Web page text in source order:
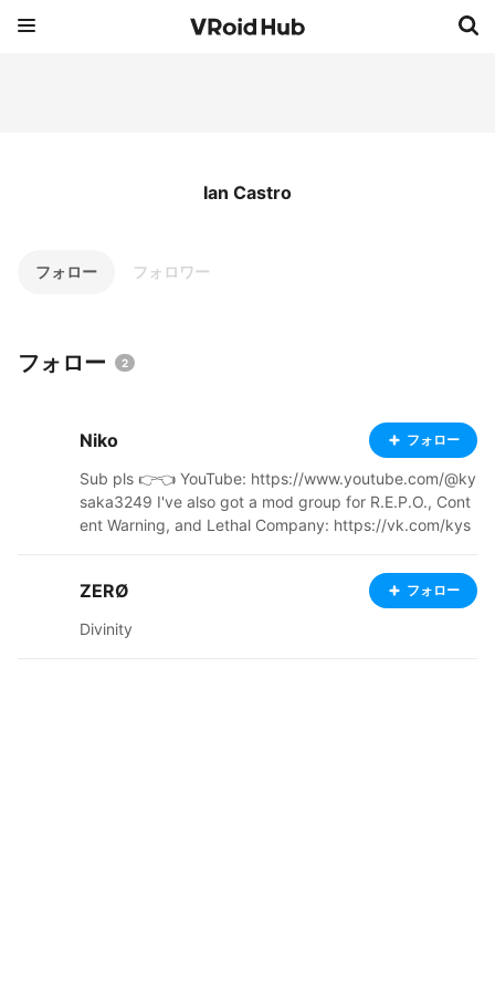
Ian Castro
フォロー フォロワー
フォロー 2
Niko フォロー
Sub pls 👉👈 YouTube: https://www.youtube.com/@ky
saka3249 I've also got a mod group for R.E.P.O., Cont
ent Warning, and Lethal Company: https://vk.com/kys
ZERØ フォロー
Divinity